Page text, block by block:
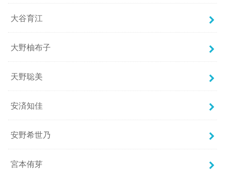
大谷育江
大野柚布子
天野聡美
安済知佳
安野希世乃
宮本侑芽